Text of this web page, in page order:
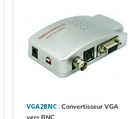
VGA2BNC: Convertisseur VGA